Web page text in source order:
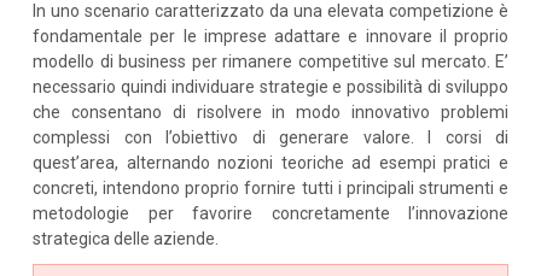
In uno scenario caratterizzato da una elevata competizione è
fondamentale per le imprese adattare e innovare il proprio
modello di business per rimanere competitive sul mercato. E’
necessario quindi individuare strategie e possibilità di sviluppo
che consentano di risolvere in modo innovativo problemi
complessi con l’obiettivo di generare valore. I corsi di
quest’area, alternando nozioni teoriche ad esempi pratici e
concreti, intendono proprio fornire tutti i principali strumenti e
metodologie per favorire concretamente l’innovazione
strategica delle aziende.